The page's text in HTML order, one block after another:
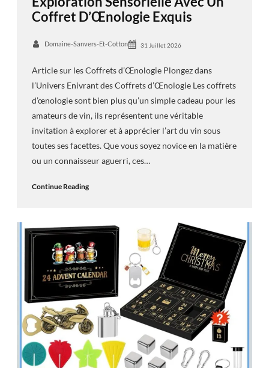
Coffret D’Œnologie Exquis
Domaine-Sanvers-Et-Cotton 31 Juillet 2026
Article sur les Coffrets d’Œnologie Plongez dans
l’Univers Enivrant des Coffrets d’Œnologie Les coffrets
d’œnologie sont bien plus qu’un simple cadeau pour les
amateurs de vin, ils représentent une véritable
invitation à explorer et à apprécier l’art du vin sous
toutes ses facettes. Que vous soyez novice en la matière
ou un connaisseur aguerri, ces…
Continue Reading